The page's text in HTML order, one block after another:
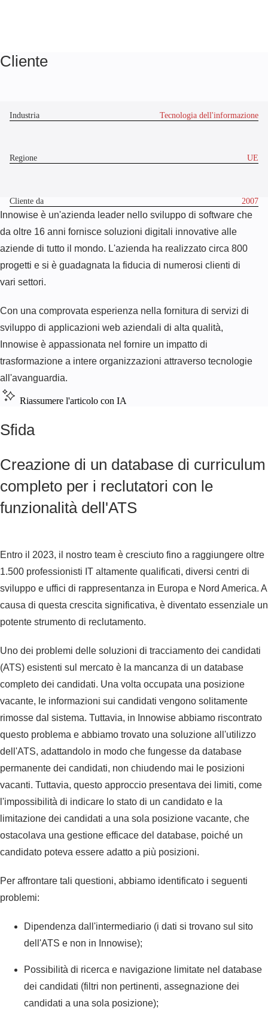
Cliente
Industria Tecnologia dell'informazione
Regione UE
Cliente da 2007
Innowise è un'azienda leader nello sviluppo di software che
da oltre 16 anni fornisce soluzioni digitali innovative alle
aziende di tutto il mondo. L'azienda ha realizzato circa 800
progetti e si è guadagnata la fiducia di numerosi clienti di
vari settori.
Con una comprovata esperienza nella fornitura di servizi di
sviluppo di applicazioni web aziendali di alta qualità,
Innowise è appassionata nel fornire un impatto di
trasformazione a intere organizzazioni attraverso tecnologie
all'avanguardia.
Riassumere l'articolo con IA
Sfida
Creazione di un database di curriculum
completo per i reclutatori con le
funzionalità dell'ATS
Entro il 2023, il nostro team è cresciuto fino a raggiungere oltre
1.500 professionisti IT altamente qualificati, diversi centri di
sviluppo e uffici di rappresentanza in Europa e Nord America. A
causa di questa crescita significativa, è diventato essenziale un
potente strumento di reclutamento.
Uno dei problemi delle soluzioni di tracciamento dei candidati
(ATS) esistenti sul mercato è la mancanza di un database
completo dei candidati. Una volta occupata una posizione
vacante, le informazioni sui candidati vengono solitamente
rimosse dal sistema. Tuttavia, in Innowise abbiamo riscontrato
questo problema e abbiamo trovato una soluzione all'utilizzo
dell'ATS, adattandolo in modo che fungesse da database
permanente dei candidati, non chiudendo mai le posizioni
vacanti. Tuttavia, questo approccio presentava dei limiti, come
l'impossibilità di indicare lo stato di un candidato e la
limitazione dei candidati a una sola posizione vacante, che
ostacolava una gestione efficace del database, poiché un
candidato poteva essere adatto a più posizioni.
Per affrontare tali questioni, abbiamo identificato i seguenti
problemi:
Dipendenza dall'intermediario (i dati si trovano sul sito
dell'ATS e non in Innowise);
Possibilità di ricerca e navigazione limitate nel database
dei candidati (filtri non pertinenti, assegnazione dei
candidati a una sola posizione);